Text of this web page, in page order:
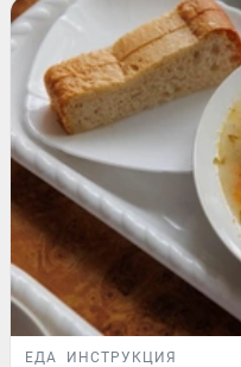
ЕДА ИНСТРУКЦИЯ